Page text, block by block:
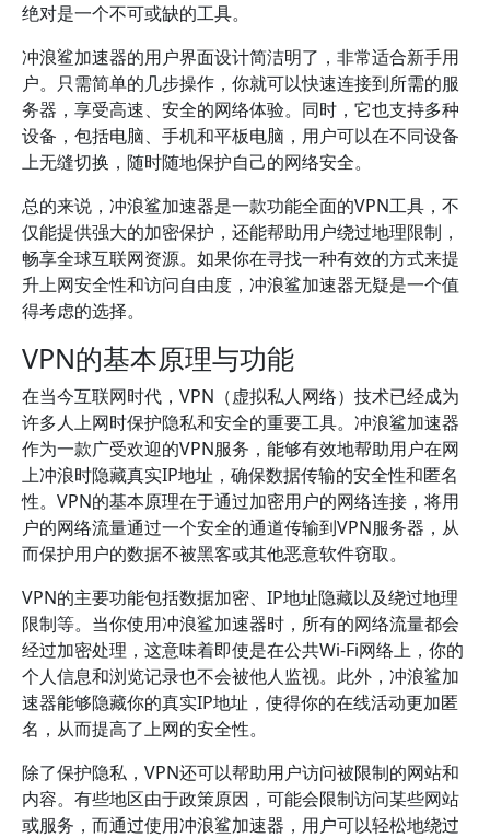
绝对是一个不可或缺的工具。
冲浪鲨加速器的用户界面设计简洁明了，非常适合新手用
户。只需简单的几步操作，你就可以快速连接到所需的服
务器，享受高速、安全的网络体验。同时，它也支持多种
设备，包括电脑、手机和平板电脑，用户可以在不同设备
上无缝切换，随时随地保护自己的网络安全。
总的来说，冲浪鲨加速器是一款功能全面的VPN工具，不
仅能提供强大的加密保护，还能帮助用户绕过地理限制，
畅享全球互联网资源。如果你在寻找一种有效的方式来提
升上网安全性和访问自由度，冲浪鲨加速器无疑是一个值
得考虑的选择。
VPN的基本原理与功能
在当今互联网时代，VPN（虚拟私人网络）技术已经成为
许多人上网时保护隐私和安全的重要工具。冲浪鲨加速器
作为一款广受欢迎的VPN服务，能够有效地帮助用户在网
上冲浪时隐藏真实IP地址，确保数据传输的安全性和匿名
性。VPN的基本原理在于通过加密用户的网络连接，将用
户的网络流量通过一个安全的通道传输到VPN服务器，从
而保护用户的数据不被黑客或其他恶意软件窃取。
VPN的主要功能包括数据加密、IP地址隐藏以及绕过地理
限制等。当你使用冲浪鲨加速器时，所有的网络流量都会
经过加密处理，这意味着即使是在公共Wi-Fi网络上，你的
个人信息和浏览记录也不会被他人监视。此外，冲浪鲨加
速器能够隐藏你的真实IP地址，使得你的在线活动更加匿
名，从而提高了上网的安全性。
除了保护隐私，VPN还可以帮助用户访问被限制的网站和
内容。有些地区由于政策原因，可能会限制访问某些网站
或服务，而通过使用冲浪鲨加速器，用户可以轻松地绕过